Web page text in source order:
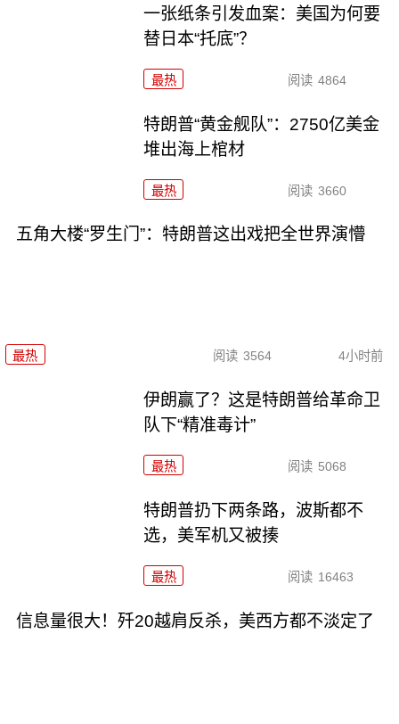
一张纸条引发血案：美国为何要
替日本“托底”？
最热 阅读 4864
特朗普“黄金舰队”：2750亿美金
堆出海上棺材
最热 阅读 3660
五角大楼“罗生门”：特朗普这出戏把全世界演懵
最热 阅读 3564 4小时前
伊朗赢了？这是特朗普给革命卫
队下“精准毒计”
最热 阅读 5068
特朗普扔下两条路，波斯都不
选，美军机又被揍
最热 阅读 16463
信息量很大！歼20越肩反杀，美西方都不淡定了